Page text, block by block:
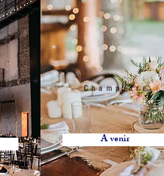
Champêtre
A venir